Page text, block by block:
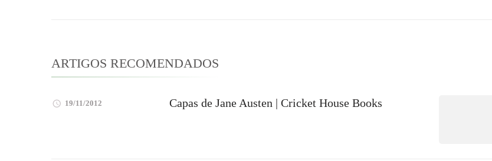
ARTIGOS RECOMENDADOS
19/11/2012 Capas de Jane Austen | Cricket House Books